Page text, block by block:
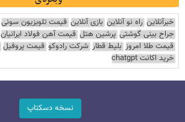
خبرآنلاین راه نو آنلاین بازی آنلاین قیمت تلویزیون سونی
جراح بینی گوشتی پرشین هتل قیمت آهن فولاد ایرانیان
قیمت طلا امروز بلیط قطار شرکت رادوکو قیمت پروفیل
خرید اکانت chatgpt
نسخه دسکتاپ